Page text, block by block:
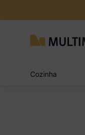
Cozinha